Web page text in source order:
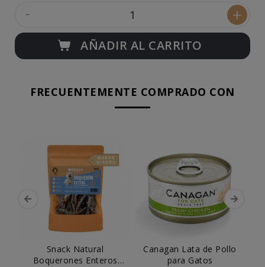
- +
AÑADIR AL CARRITO
FRECUENTEMENTE COMPRADO CON
Snack Natural
Boquerones Enteros
Canagan Lata de Pollo
para Gatos